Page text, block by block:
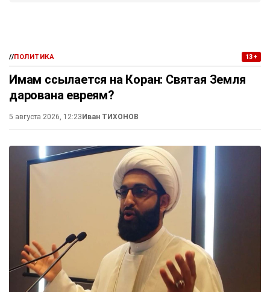
//ПОЛИТИКА 13+
Имам ссылается на Коран: Святая Земля
дарована евреям?
5 августа 2026, 12:23 Иван ТИХОНОВ